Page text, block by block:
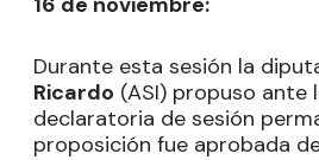
Durante esta sesión la
Ricardo (ASI) propuso ante
declaratoria de sesión
proposición fue aprobada